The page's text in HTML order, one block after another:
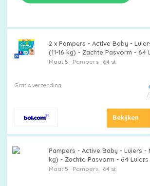
2 x Pampers - Active Baby -
(11-16 kg) - Zachte Pasvorm - 64
Pampers Active Baby - Luiers
Maat 5 Pampers64 st
Gratis verzending
/
Bekijken
Pampers - Active Baby - Luiers -
kg) - Zachte Pasvorm - 64 Luiers
Voordeelverpakking - 2 stuks -
Maat 5 Pampers64 st